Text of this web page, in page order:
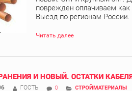
поврежден оплачиваем
Выезд по регионам России.
Читать далее
И НОВЫЙ. ОСТАТКИ
ГОСТЬ 0 СТРОЙМАТЕРИАЛЫ